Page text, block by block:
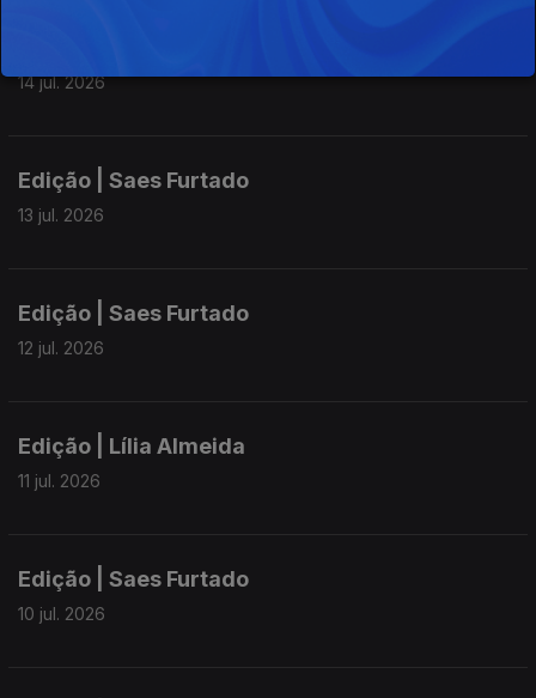
14 jul. 2026
Edição | Saes Furtado
13 jul. 2026
Edição | Saes Furtado
12 jul. 2026
Edição | Lília Almeida
11 jul. 2026
Edição | Saes Furtado
10 jul. 2026